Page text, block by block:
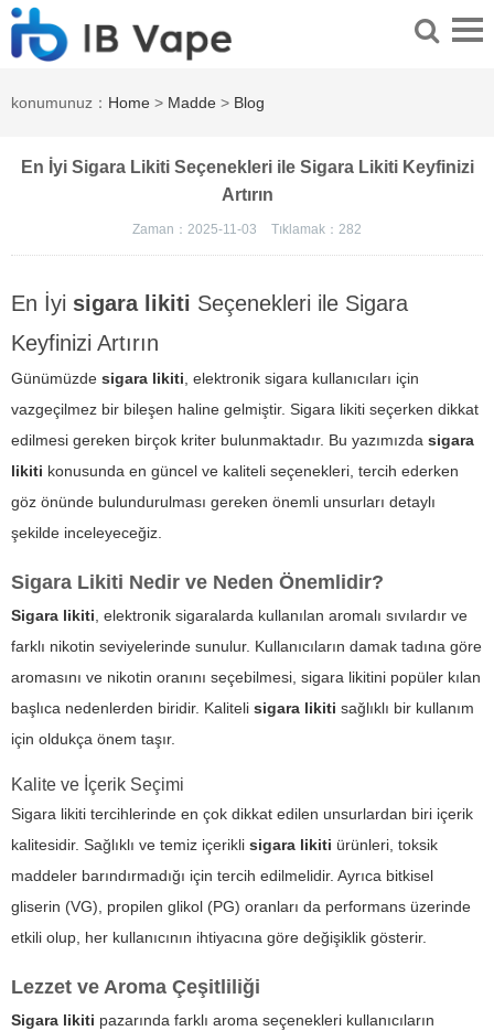
konumunuz： Home > Madde > Blog
En İyi Sigara Likiti Seçenekleri ile Sigara Likiti Keyfinizi
Artırın
Zaman：2025-11-03 Tıklamak： 282
En İyi sigara likiti Seçenekleri ile Sigara
Keyfinizi Artırın
Günümüzde sigara likiti, elektronik sigara kullanıcıları için
vazgeçilmez bir bileşen haline gelmiştir. Sigara likiti seçerken dikkat
edilmesi gereken birçok kriter bulunmaktadır. Bu yazımızda sigara
likiti konusunda en güncel ve kaliteli seçenekleri, tercih ederken
göz önünde bulundurulması gereken önemli unsurları detaylı
şekilde inceleyeceğiz.
Sigara Likiti Nedir ve Neden Önemlidir?
Sigara likiti, elektronik sigaralarda kullanılan aromalı sıvılardır ve
farklı nikotin seviyelerinde sunulur. Kullanıcıların damak tadına göre
aromasını ve nikotin oranını seçebilmesi, sigara likitini popüler kılan
başlıca nedenlerden biridir. Kaliteli sigara likiti sağlıklı bir kullanım
için oldukça önem taşır.
Kalite ve İçerik Seçimi
Sigara likiti tercihlerinde en çok dikkat edilen unsurlardan biri içerik
kalitesidir. Sağlıklı ve temiz içerikli sigara likiti ürünleri, toksik
maddeler barındırmadığı için tercih edilmelidir. Ayrıca bitkisel
gliserin (VG), propilen glikol (PG) oranları da performans üzerinde
etkili olup, her kullanıcının ihtiyacına göre değişiklik gösterir.
Lezzet ve Aroma Çeşitliliği
Sigara likiti pazarında farklı aroma seçenekleri kullanıcıların